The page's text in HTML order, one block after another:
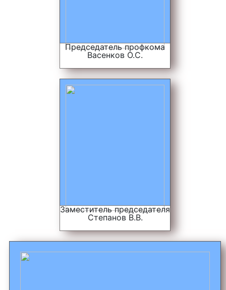
Председатель профкома
Васенков О.С.
Заместитель председателя
Степанов В.В.